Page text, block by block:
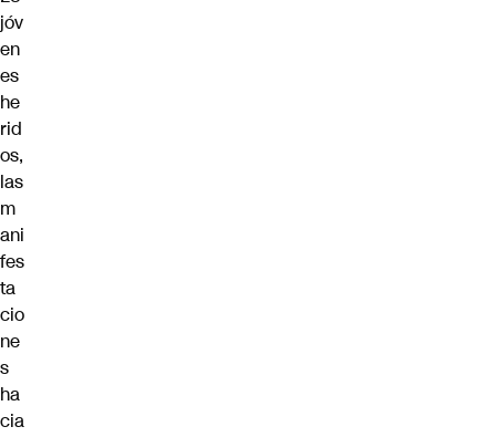
jóv
en
es
he
rid
os,
las
m
ani
fes
ta
cio
ne
s
ha
cia